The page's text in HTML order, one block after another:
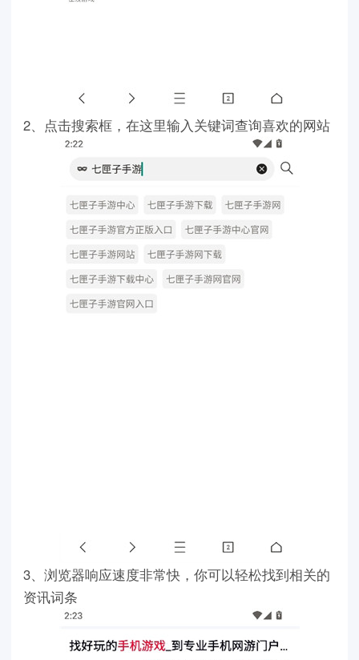
2、点击搜索框，在这里输入关键词查询喜欢的网站
3、浏览器响应速度非常快，你可以轻松找到相关的
资讯词条